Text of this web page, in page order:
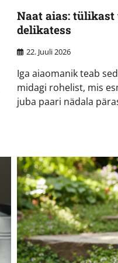
Naat aias:
delikatess
22. Juuli 2026
Iga aiaomanik teab
midagi rohelist, mis
juba paari nädala